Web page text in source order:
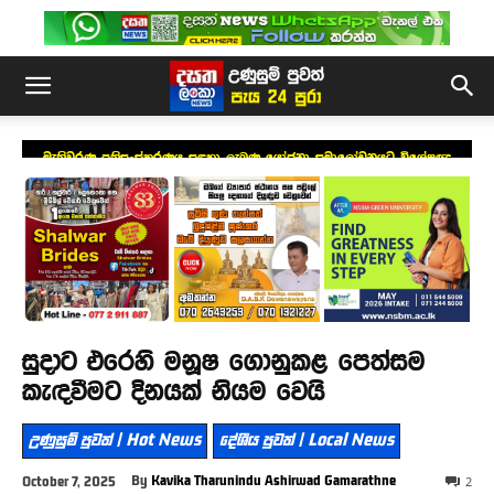
මැතිවරණ ප්‍රතිසංස්කරණය සඳහා ලැබුණු යෝජනා සමාලෝචනයට විශේෂඥ
මණ්ඩලයක්
සුදාට එරෙහි මනූෂ ගොනුකළ පෙත්සම
කැඳවීමට දිනයක් නියම වෙයි
උණුසුම් පුවත් | Hot News දේශීය පුවත් | Local News
October 7, 2025 By Kavika Tharunindu Ashirwad Gamarathne 2